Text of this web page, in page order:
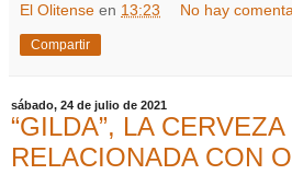
El Olitense en 13:23 No hay
Compartir
sábado, 24 de julio de 2021
“GILDA”, LA CERVEZA
RELACIONADA CON